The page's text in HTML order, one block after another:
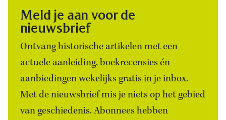
Meld je aan voor de
nieuwsbrief
Ontvang historische artikelen met een
actuele aanleiding, boekrecensies én
aanbiedingen wekelijks gratis in je inbox.
Met de nieuwsbrief mis je niets op het gebied
van geschiedenis. Abonnees hebben